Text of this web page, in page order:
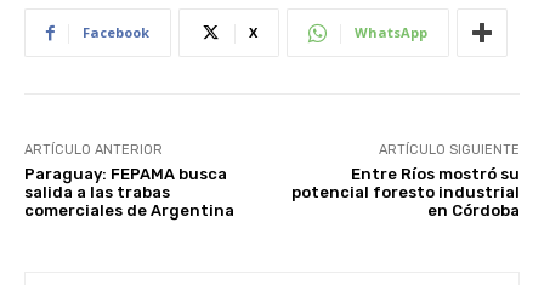
Facebook X WhatsApp
ARTÍCULO ANTERIOR
Paraguay: FEPAMA busca
salida a las trabas
comerciales de Argentina
ARTÍCULO SIGUIENTE
Entre Ríos mostró su
potencial foresto industrial
en Córdoba